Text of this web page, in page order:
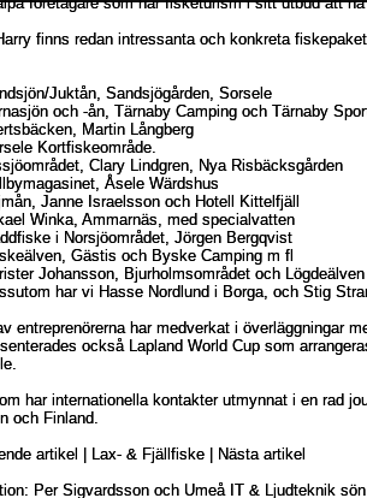
finns redan intressanta och konkreta
Juktån, Sandsjögården, Sorsele
och -ån, Tärnaby Camping och Tärnaby
Martin Långberg
Kortfiskeområde.
Clary Lindgren, Nya Risbäcksgården
Åsele Wärdshus
Janne Israelsson och Hotell Kittelfjäll
Winka, Ammarnäs, med specialvatten
i Norsjöområdet, Jörgen Bergqvist
Gästis och Byske Camping m fl
Johansson, Bjurholmsområdet och Lögdeälven
har vi Hasse Nordlund i Borga, och Stig
entreprenörerna har medverkat i överläggningar
också Lapland World Cup som
har internationella kontakter utmynnat i en rad
och Finland.
artikel | Lax- & Fjällfiske | Nästa artikel
Per Sigvardsson och Umeå IT & Ljudteknik
finns redan intressanta och konkreta
Juktån, Sandsjögården, Sorsele
och -ån, Tärnaby Camping och Tärnaby
Martin Långberg
Kortfiskeområde.
Clary Lindgren, Nya Risbäcksgården
Åsele Wärdshus
Janne Israelsson och Hotell Kittelfjäll
Winka, Ammarnäs, med specialvatten
i Norsjöområdet, Jörgen Bergqvist
Gästis och Byske Camping m fl
Johansson, Bjurholmsområdet och Lögdeälven
har vi Hasse Nordlund i Borga, och Stig
entreprenörerna har medverkat i överläggningar
också Lapland World Cup som
har internationella kontakter utmynnat i en rad
och Finland.
artikel | Lax- & Fjällfiske | Nästa artikel
Per Sigvardsson och Umeå IT & Ljudteknik